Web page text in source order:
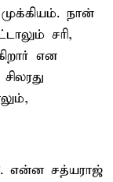
நான்
சரி,
என
என்ன சத்யராஜ்